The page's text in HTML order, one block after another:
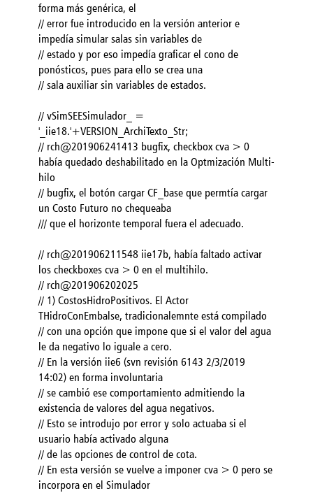
forma más genérica, el
// error fue introducido en la versión anterior e
impedía simular salas sin variables de
// estado y por eso impedía graficar el cono de
ponósticos, pues para ello se crea una
// sala auxiliar sin variables de estados.
// vSimSEESimulador_ =
'_iie18.'+VERSION_ArchiTexto_Str;
// rch@201906241413 bugfix, checkbox cva > 0
había quedado deshabilitado en la Optmización Multi-
hilo
// bugfix, el botón cargar CF_base que permtía cargar
un Costo Futuro no chequeaba
/// que el horizonte temporal fuera el adecuado.
// rch@201906211548 iie17b, había faltado activar
los checkboxes cva > 0 en el multihilo.
// rch@201906202025
// 1) CostosHidroPositivos. El Actor
THidroConEmbalse, tradicionalemnte está compilado
// con una opción que impone que si el valor del agua
le da negativo lo iguale a cero.
// En la versión iie6 (svn revisión 6143 2/3/2019
14:02) en forma involuntaria
// se cambió ese comportamiento admitiendo la
existencia de valores del agua negativos.
// Esto se introdujo por error y solo actuaba si el
usuario había activado alguna
// de las opciones de control de cota.
// En esta versión se vuelve a imponer cva > 0 pero se
incorpora en el Simulador